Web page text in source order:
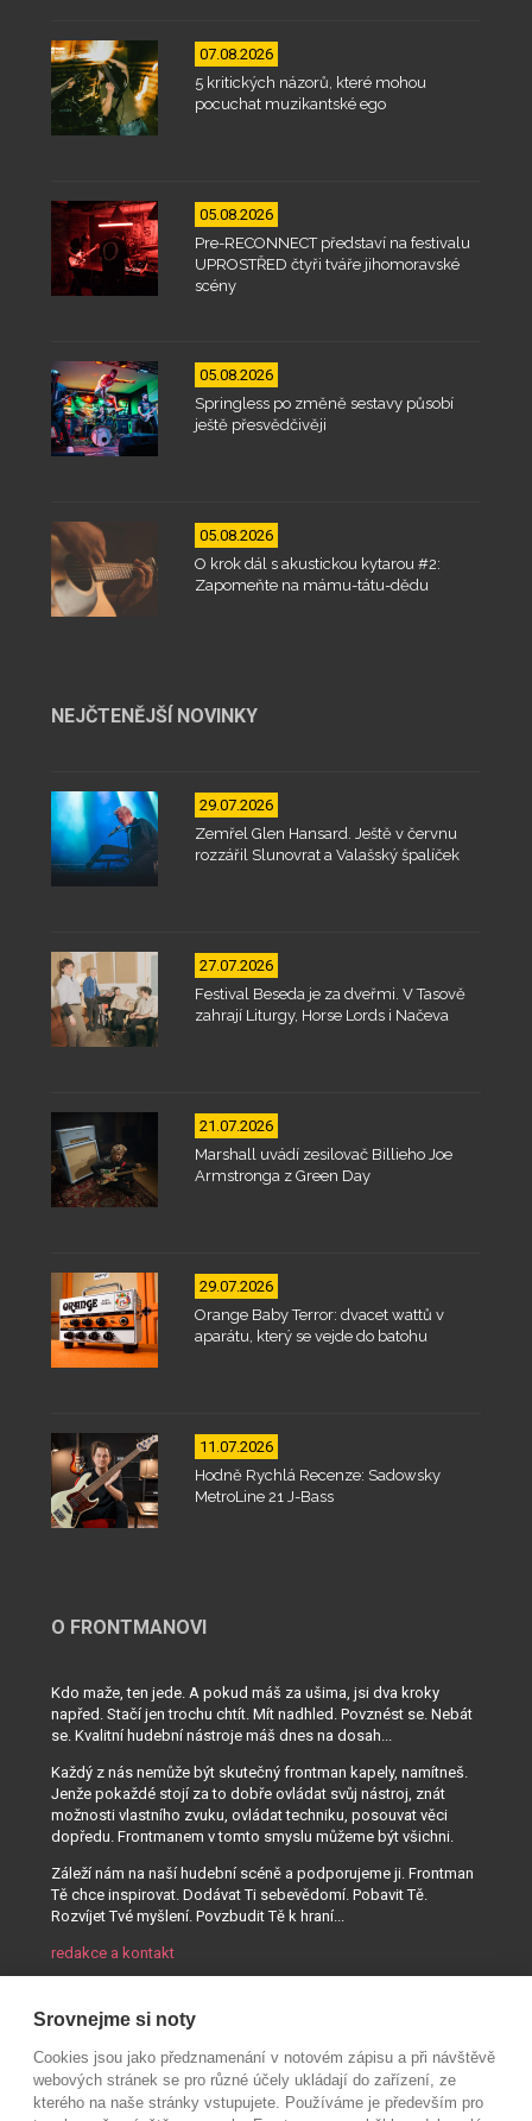
07.08.2026
5 kritických názorů, které mohou
pocuchat muzikantské ego
05.08.2026
Pre-RECONNECT představí na festivalu
UPROSTŘED čtyři tváře jihomoravské
scény
05.08.2026
Springless po změně sestavy působí
ještě přesvědčivěji
05.08.2026
O krok dál s akustickou kytarou #2:
Zapomeňte na mámu-tátu-dědu
NEJČTENĚJŠÍ NOVINKY
29.07.2026
Zemřel Glen Hansard. Ještě v červnu
rozzářil Slunovrat a Valašský špalíček
27.07.2026
Festival Beseda je za dveřmi. V Tasově
zahrají Liturgy, Horse Lords i Načeva
21.07.2026
Marshall uvádí zesilovač Billieho Joe
Armstronga z Green Day
29.07.2026
Orange Baby Terror: dvacet wattů v
aparátu, který se vejde do batohu
11.07.2026
Hodně Rychlá Recenze: Sadowsky
MetroLine 21 J-Bass
O FRONTMANOVI
Kdo maže, ten jede. A pokud máš za ušima, jsi dva kroky
napřed. Stačí jen trochu chtít. Mít nadhled. Povznést se. Nebát
se. Kvalitní hudební nástroje máš dnes na dosah...
Každý z nás nemůže být skutečný frontman kapely, namítneš.
Jenže pokaždé stojí za to dobře ovládat svůj nástroj, znát
možnosti vlastního zvuku, ovládat techniku, posouvat věci
dopředu. Frontmanem v tomto smyslu můžeme být všichni.
Záleží nám na naší hudební scéně a podporujeme ji. Frontman
Tě chce inspirovat. Dodávat Ti sebevědomí. Pobavit Tě.
Rozvíjet Tvé myšlení. Povzbudit Tě k hraní...
redakce a kontakt
Srovnejme si noty
Cookies jsou jako předznamenání v notovém zápisu a při návštěvě
webových stránek se pro různé účely ukládají do zařízení, ze
kterého na naše stránky vstupujete. Používáme je především pro